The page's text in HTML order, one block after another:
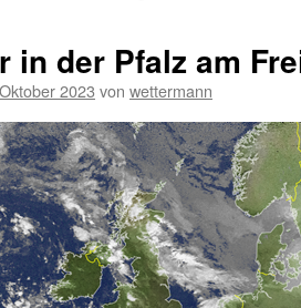
in der Pfalz am
2023 von wettermann